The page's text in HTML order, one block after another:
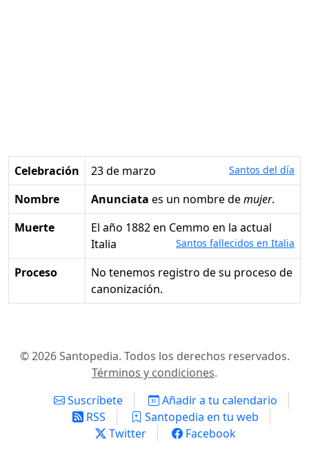
Celebración 23 de marzo Santos del día
Nombre Anunciata es un nombre demujer.
Muerte
el año 1882 en Cemmo en la actual
Italia
Santos fallecidos en Italia
Proceso
No tenemos registro de su proceso de
canonización.
© 2026 Santopedia. Todos los derechos reservados.
Términos y condiciones.
Suscríbete
Añadir a tu calendario
RSS
Santopedia en tu web
Twitter
Facebook